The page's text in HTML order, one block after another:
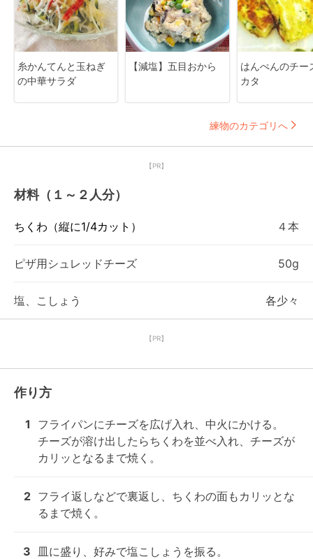
糸かんてんと玉ねぎ
の中華サラダ
【減塩】五目おから
はんぺんのチー
カタ
練物のカテゴリへ
【PR】
材料（１～２人分）
ちくわ（縦に1/4カット） ４本
ピザ用シュレッドチーズ 50g
塩、こしょう 各少々
【PR】
作り方
1
フライパンにチーズを広げ入れ、中火にかける。
チーズが溶け出したらちくわを並べ入れ、チーズが
カリッとなるまで焼く。
2 フライ返しなどで裏返し、ちくわの面もカリッとな
るまで焼く。
3 皿に盛り、好みで塩こしょうを振る。